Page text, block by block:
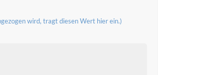
wird, tragt diesen Wert hier ein.)